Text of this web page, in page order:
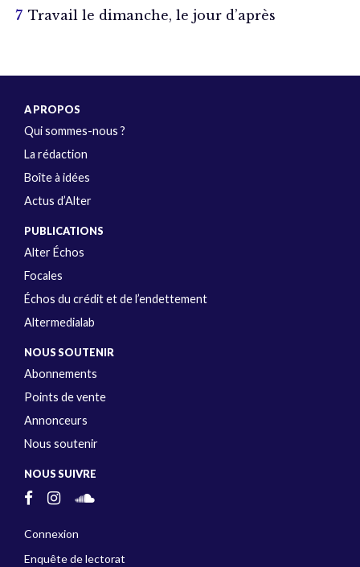
Travail le dimanche, le jour d’après
A PROPOS
Qui sommes-nous ?
La rédaction
Boîte à idées
Actus d’Alter
PUBLICATIONS
Alter Échos
Focales
Échos du crédit et de l’endettement
Altermedialab
NOUS SOUTENIR
Abonnements
Points de vente
Annonceurs
Nous soutenir
NOUS SUIVRE
Connexion
Enquête de lectorat